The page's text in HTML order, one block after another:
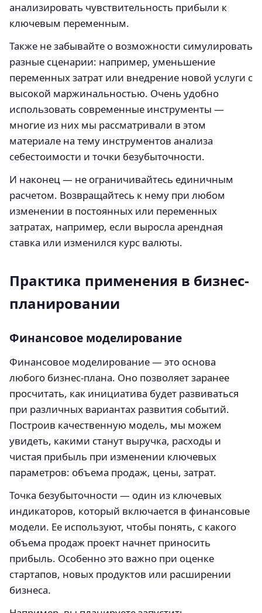
анализировать чувствительность прибыли к
ключевым переменным.
Также не забывайте о возможности симулировать
разные сценарии: например, уменьшение
переменных затрат или внедрение новой услуги с
высокой маржинальностью. Очень удобно
использовать современные инструменты —
многие из них мы рассматривали в этом
материале на тему инструментов анализа
себестоимости и точки безубыточности.
И наконец — не ограничивайтесь единичным
расчетом. Возвращайтесь к нему при любом
изменении в постоянных или переменных
затратах, например, если выросла арендная
ставка или изменился курс валюты.
Практика применения в бизнес-
планировании
Финансовое моделирование
Финансовое моделирование — это основа
любого бизнес-плана. Оно позволяет заранее
просчитать, как инициатива будет развиваться
при различных вариантах развития событий.
Построив качественную модель, мы можем
увидеть, какими станут выручка, расходы и
чистая прибыль при изменении ключевых
параметров: объема продаж, цены, затрат.
Точка безубыточности — один из ключевых
индикаторов, который включается в финансовые
модели. Ее используют, чтобы понять, с какого
объема продаж проект начнет приносить
прибыль. Особенно это важно при оценке
стартапов, новых продуктов или расширении
бизнеса.